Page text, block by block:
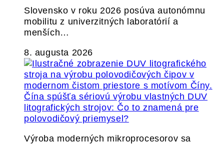
Slovensko v roku 2026 posúva autonómnu
mobilitu z univerzitných laboratórií a
menších…
8. augusta 2026
Čína spúšťa sériovú výrobu vlastných DUV
litografických strojov: Čo to znamená pre
polovodičový priemysel?
Výroba moderných mikroprocesorov sa